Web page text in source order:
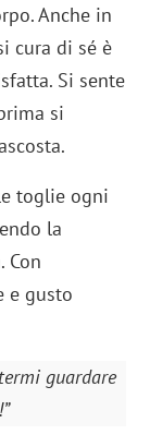
Anche in
cura di sé è
Si sente
si
toglie ogni
la
Con
e gusto
guardare